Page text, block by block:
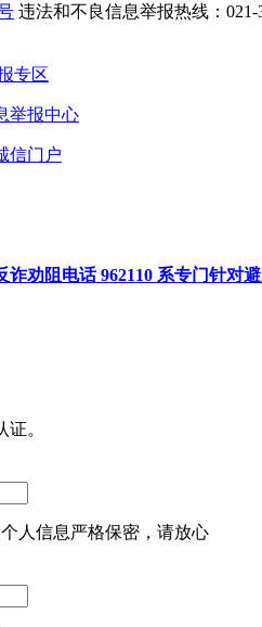
违法和不良信息举报热线：021-
专区
举报中心
信门户
劝阻电话 962110 系专门针对
。
人信息严格保密，请放心